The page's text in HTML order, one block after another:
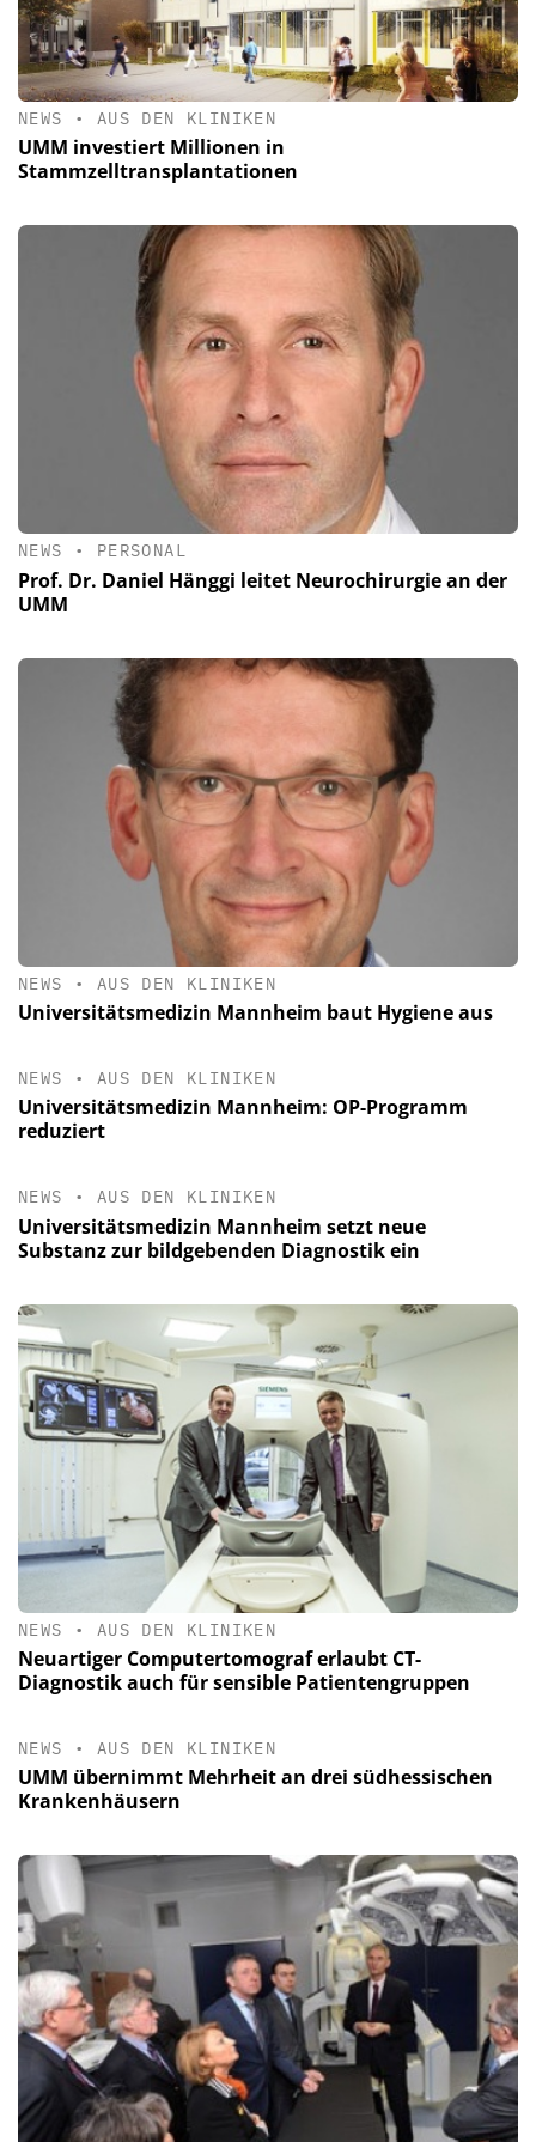
NEWS • AUS DEN KLINIKEN
UMM investiert Millionen in
Stammzelltransplantationen
NEWS • PERSONAL
Prof. Dr. Daniel Hänggi leitet Neurochirurgie an der
UMM
NEWS • AUS DEN KLINIKEN
Universitätsmedizin Mannheim baut Hygiene aus
NEWS • AUS DEN KLINIKEN
Universitätsmedizin Mannheim: OP-Programm
reduziert
NEWS • AUS DEN KLINIKEN
Universitätsmedizin Mannheim setzt neue
Substanz zur bildgebenden Diagnostik ein
NEWS • AUS DEN KLINIKEN
Neuartiger Computertomograf erlaubt CT-
Diagnostik auch für sensible Patientengruppen
NEWS • AUS DEN KLINIKEN
UMM übernimmt Mehrheit an drei südhessischen
Krankenhäusern